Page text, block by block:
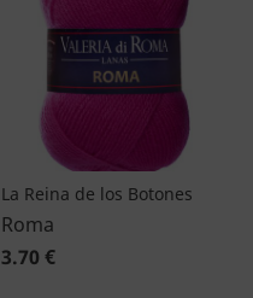
La Reina de los Botones
Roma
3.70 €